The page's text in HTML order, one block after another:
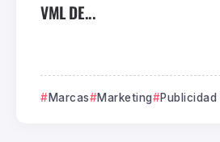
VML DE...
Marcas Marketing Publicidad